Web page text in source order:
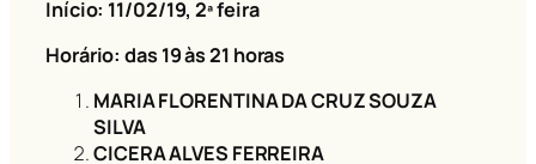
Início: 11/02/19, 2ª feira
Horário: das 19 às 21 horas
MARIA FLORENTINA DA CRUZ SOUZA
SILVA
CICERA ALVES FERREIRA